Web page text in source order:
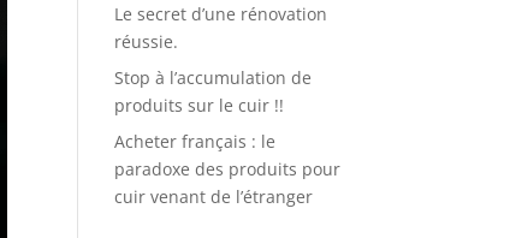
Le secret d’une rénovation
réussie.
Stop à l’accumulation de
produits sur le cuir !!
Acheter français : le
paradoxe des produits pour
cuir venant de l’étranger